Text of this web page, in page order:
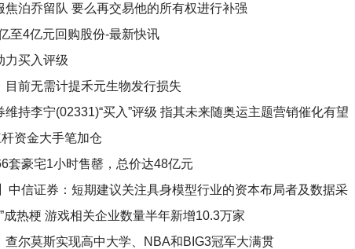
焦泊乔留队 要么再交易他的所有权进行补强
至4亿元回购股份-最新快讯
力买入评级
目前无需计提禾元生物发行损失
维持李宁(02331)“买入”评级 指其未来随奥运主题营销催化有望
资金大手笔加仓
套豪宅1小时售罄，总价达48亿元
中信证券：短期建议关注具身模型行业的资本布局者及数据采
成热梗 游戏相关企业数量半年新增10.3万家
查尔莫斯实现高中大学、NBA和BIG3冠军大满贯